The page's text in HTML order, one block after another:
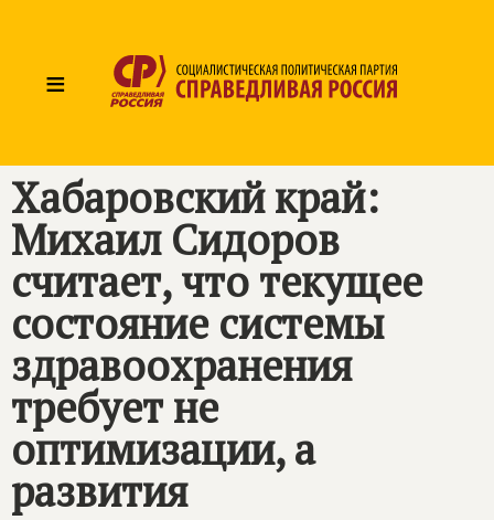
≡
Хабаровский край:
Михаил Сидоров
считает, что текущее
состояние системы
здравоохранения
требует не
оптимизации, а
развития